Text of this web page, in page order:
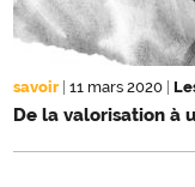
savoir | 11 mars 2020 |
De la valorisation à